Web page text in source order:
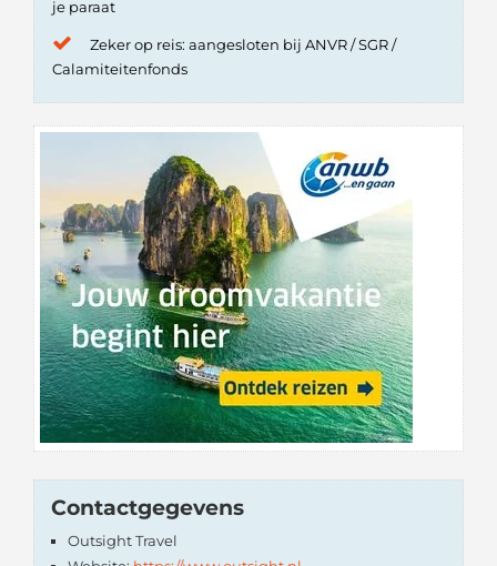
je paraat
Zeker op reis: aangesloten bij ANVR / SGR /
Calamiteitenfonds
Contactgegevens
Outsight Travel